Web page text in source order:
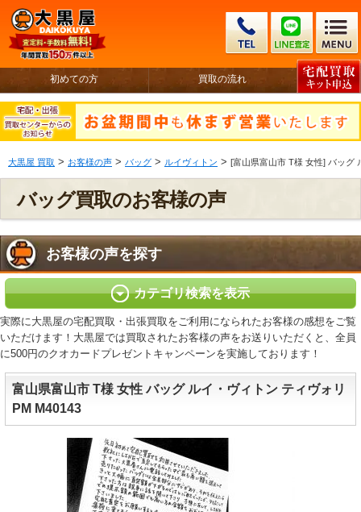
初めての方 買取の流れ
大黒屋 買取 > お客様の声 > バッグ > ルイヴィトン > [富山県富山市 T様 女性] バッグ
バッグ買取のお客様の声
お客様の声を探す
カテゴリ検索を表示
実際に大黒屋の宅配買取・出張買取をご利用になられたお客様の感想をご覧
いただけます！大黒屋では買取されたお客様の声をお送りいただくと、全員
に500円のクオカードプレゼントキャンペーンを実施しております！
富山県富山市 T様 女性 バッグ ルイ・ヴィトン ティヴォリ
PM M40143